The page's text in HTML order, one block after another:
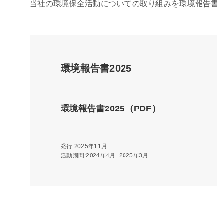
当社の環境保全活動についての取り組みを環境報告
環境報告書2025
環境報告書2025（PDF）
発行:2025年11月
活動期間:2024年4月~2025年3月